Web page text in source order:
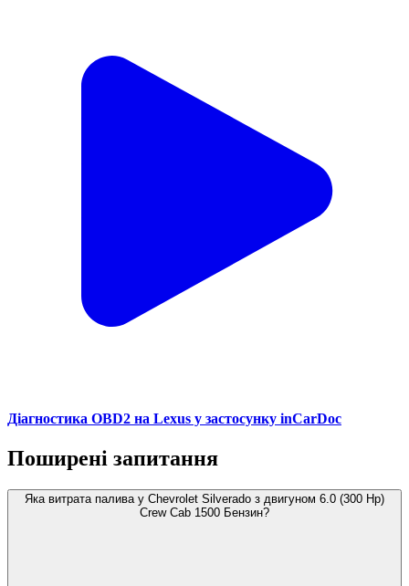
Діагностика OBD2 на Lexus у застосунку inCarDoc
Поширені запитання
Яка витрата палива у Chevrolet Silverado з двигуном 6.0 (300 Hp)
Crew Cab 1500 Бензин?